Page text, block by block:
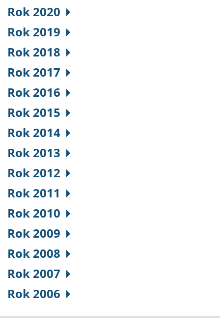
Rok 2020
Rok 2019
Rok 2018
Rok 2017
Rok 2016
Rok 2015
Rok 2014
Rok 2013
Rok 2012
Rok 2011
Rok 2010
Rok 2009
Rok 2008
Rok 2007
Rok 2006